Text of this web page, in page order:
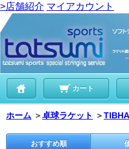
>店舗紹介 マイアカウント
カート
ホーム ＞卓球ラケット ＞
おすすめ順